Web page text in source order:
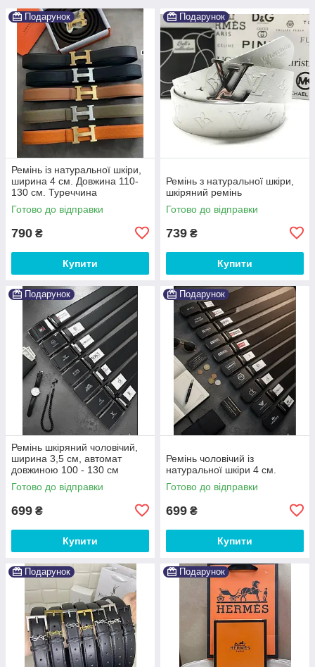
Подарунок
Ремінь із натуральної шкіри,
ширина 4 см. Довжина 110-
130 см. Туреччина
Готово до відправки
790 ₴
Купити
Подарунок
Ремінь з натуральної шкіри,
шкіряний ремінь
Готово до відправки
739 ₴
Купити
Подарунок
Ремінь шкіряний чоловічий,
ширина 3,5 см, автомат
довжиною 100 - 130 см
Готово до відправки
699 ₴
Купити
Подарунок
Ремінь чоловічий із
натуральної шкіри 4 см.
Готово до відправки
699 ₴
Купити
Подарунок Подарунок